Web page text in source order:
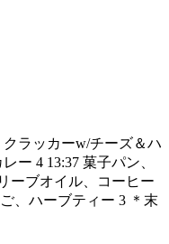
クラッカーw/チーズ＆ハ
ー 4 13:37 菓子パン、
ーブオイル、コーヒー
、ハーブティー 3 ＊末